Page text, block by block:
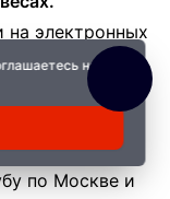
на электронных
за
вес.
—
по Москве и
на